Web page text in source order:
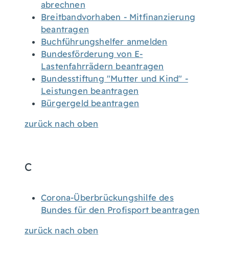
abrechnen
Breitbandvorhaben - Mitfinanzierung
beantragen
Buchführungshelfer anmelden
Bundesförderung von E-
Lastenfahrrädern beantragen
Bundesstiftung "Mutter und Kind" -
Leistungen beantragen
Bürgergeld beantragen
zurück nach oben
C
Corona-Überbrückungshilfe des
Bundes für den Profisport beantragen
zurück nach oben